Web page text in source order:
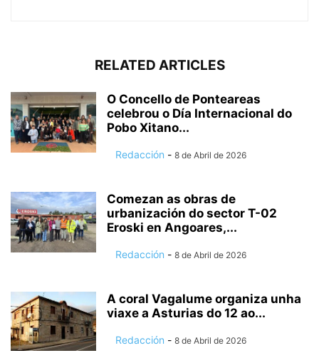
RELATED ARTICLES
O Concello de Ponteareas
celebrou o Día Internacional do
Pobo Xitano...
Redacción - 8 de Abril de 2026
Comezan as obras de
urbanización do sector T-02
Eroski en Angoares,...
Redacción - 8 de Abril de 2026
A coral Vagalume organiza unha
viaxe a Asturias do 12 ao...
Redacción - 8 de Abril de 2026